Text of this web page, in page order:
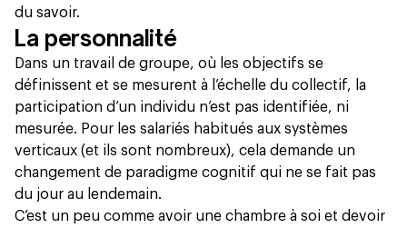
du savoir.
La personnalité
Dans un travail de groupe, où les objectifs se
définissent et se mesurent à l’échelle du collectif, la
participation d’un individu n’est pas identifiée, ni
mesurée. Pour les salariés habitués aux systèmes
verticaux (et ils sont nombreux), cela demande un
changement de paradigme cognitif qui ne se fait pas
du jour au lendemain.
C’est un peu comme avoir une chambre à soi et devoir